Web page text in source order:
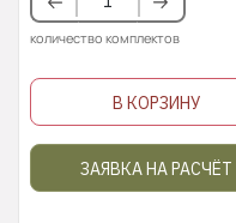
количество комплектов
В КОРЗИНУ
ЗАЯВКА НА РАСЧЁТ